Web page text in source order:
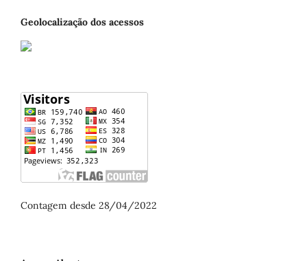
Geolocalização dos acessos
Contagem desde 28/04/2022